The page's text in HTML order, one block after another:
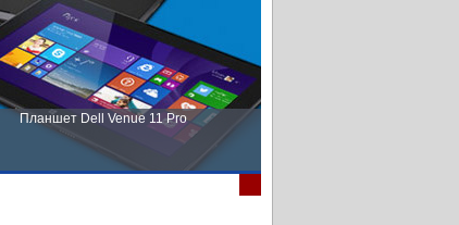
Планшет Dell Venue 11 Pro